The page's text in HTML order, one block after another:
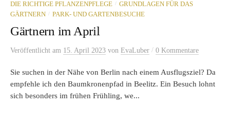
DIE RICHTIGE PFLANZENPFLEGE / GRUNDLAGEN FÜR DAS
GÄRTNERN / PARK- UND GARTENBESUCHE
Gärtnern im April
Veröffentlicht am 15. April 2023 von EvaLuber / 0 Kommentare
Sie suchen in der Nähe von Berlin nach einem Ausflugsziel? Da
empfehle ich den Baumkronenpfad in Beelitz. Ein Besuch lohnt
sich besonders im frühen Frühling, we...